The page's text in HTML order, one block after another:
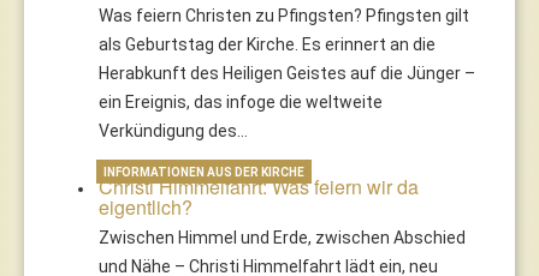
Was feiern Christen zu Pfingsten? Pfingsten gilt
als Geburtstag der Kirche. Es erinnert an die
Herabkunft des Heiligen Geistes auf die Jünger –
ein Ereignis, das infoge die weltweite
Verkündigung des…
Christi Himmelfahrt: Was feiern wir da
eigentlich?
Zwischen Himmel und Erde, zwischen Abschied
und Nähe – Christi Himmelfahrt lädt ein, neu
INFORMATIONEN AUS DER KIRCHE